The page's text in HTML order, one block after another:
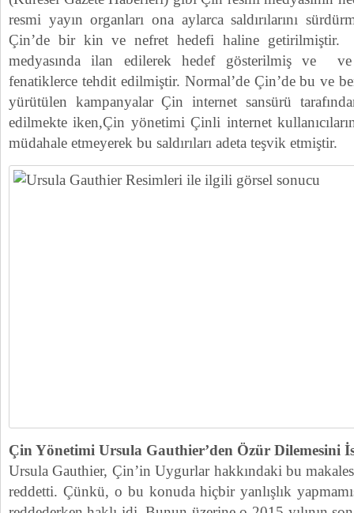
resmi yayın organları ona aylarca saldırılarını
Çin’de bir kin ve nefret hedefi haline getirilmiştir.
medyasında ilan edilerek hedef gösterilmiş ve
fenatiklerce tehdit edilmiştir. Normal’de Çin’de bu ve
yürütülen kampanyalar Çin internet sansürü
edilmekte iken,Çin yönetimi Çinli internet
müdahale etmeyerek bu saldırıları adeta teşvik etmiştir.
Çin Yönetimi Ursula Gauthier’den Özür Dilemesini
Ursula Gauthier, Çin’in Uygurlar hakkındaki bu
reddetti. Çünkü, o bu konuda hiçbir yanlışlık